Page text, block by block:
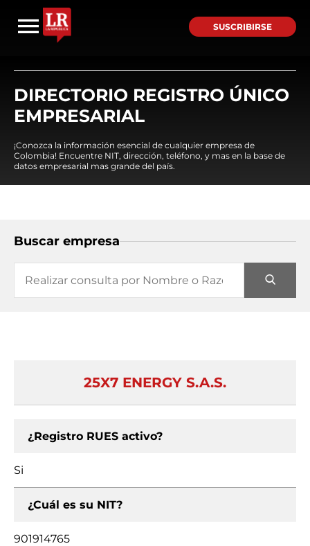
SUSCRIBIRSE
DIRECTORIO REGISTRO ÚNICO
EMPRESARIAL
¡Conozca la información esencial de cualquier empresa de
Colombia! Encuentre NIT, dirección, teléfono, y mas en la base de
datos empresarial mas grande del país.
Buscar empresa
25X7 ENERGY S.A.S.
¿Registro RUES activo?
Si
¿Cuál es su NIT?
901914765